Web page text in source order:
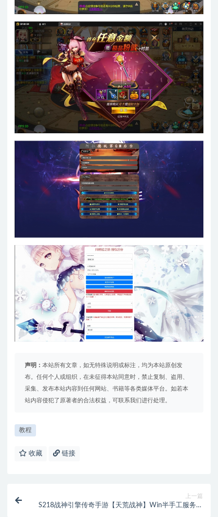
声明： 本站所有文章，如无特殊说明或标注，均为本站原创发
布。任何个人或组织，在未征得本站同意时，禁止复制、盗用、
采集、发布本站内容到任何网站、书籍等各类媒体平台。如若本
站内容侵犯了原著者的合法权益，可联系我们进行处理。
教程
收藏 链接
上一篇
S218战神引擎传奇手游【天荒战神】Win半手工服务端